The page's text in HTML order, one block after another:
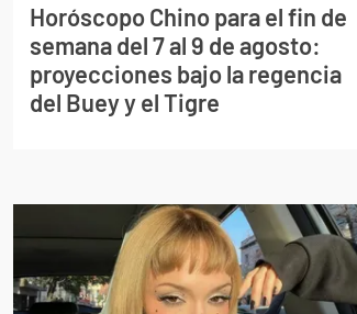
Horóscopo Chino para el fin de
semana del 7 al 9 de agosto:
proyecciones bajo la regencia
del Buey y el Tigre